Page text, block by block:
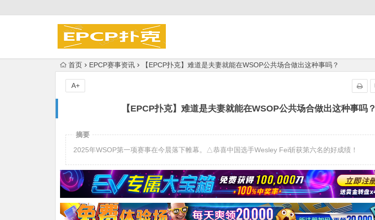
首页 EPCP赛事资讯 【EPCP扑克】难道是夫妻就能在WSOP公共场合做出这种事吗？
【EPCP扑克】难道是夫妻就能在WSOP公共场合做出这种事吗？
A+
摘要
2025年WSOP第一项赛事在今晨落下帷幕。△恭喜中国选手Wesley Fei斩获第六名的好成绩！